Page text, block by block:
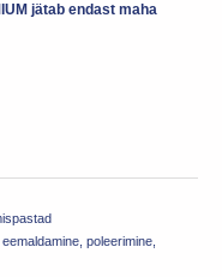
jätab endast maha
poleerimine